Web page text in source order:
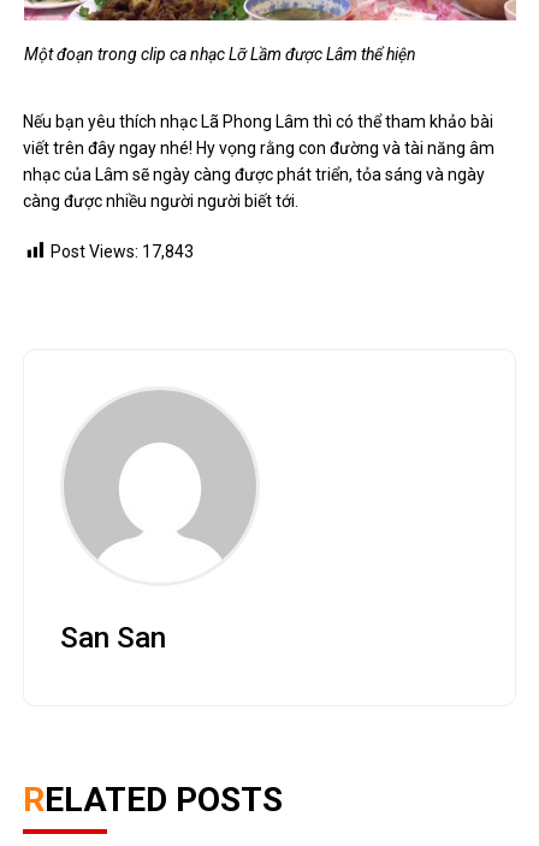
Một đoạn trong clip ca nhạc Lỡ Lầm được Lâm thể hiện
Nếu bạn yêu thích nhạc Lã Phong Lâm thì có thể tham khảo bài
viết trên đây ngay nhé! Hy vọng rằng con đường và tài năng âm
nhạc của Lâm sẽ ngày càng được phát triển, tỏa sáng và ngày
càng được nhiều người người biết tới.
Post Views: 17,843
San San
RELATED POSTS